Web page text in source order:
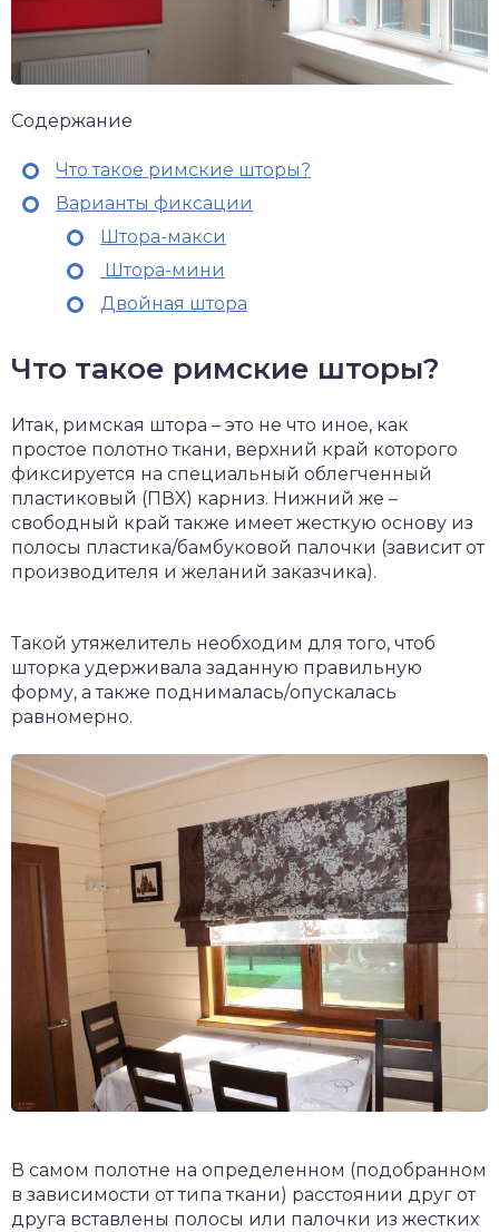
Содержание
Что такое римские шторы?
Варианты фиксации
Штора-макси
Штора-мини
Двойная штора
Что такое римские шторы?
Итак, римская штора – это не что иное, как
простое полотно ткани, верхний край которого
фиксируется на специальный облегченный
пластиковый (ПВХ) карниз. Нижний же –
свободный край также имеет жесткую основу из
полосы пластика/бамбуковой палочки (зависит от
производителя и желаний заказчика).
Такой утяжелитель необходим для того, чтоб
шторка удерживала заданную правильную
форму, а также поднималась/опускалась
равномерно.
В самом полотне на определенном (подобранном
в зависимости от типа ткани) расстоянии друг от
друга вставлены полосы или палочки из жестких